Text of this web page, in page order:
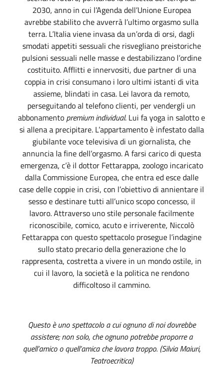
2030, anno in cui l’Agenda dell’Unione Europea
avrebbe stabilito che avverrà l’ultimo orgasmo sulla
terra. L’Italia viene invasa da un’orda di orsi, dagli
smodati appetiti sessuali che risvegliano preistoriche
pulsioni sessuali nelle masse e destabilizzano l’ordine
costituito. Afflitti e innervositi, due partner di una
coppia in crisi consumano i loro ultimi istanti di vita
assieme, blindati in casa. Lei lavora da remoto,
perseguitando al telefono clienti, per vendergli un
abbonamento premium individual. Lui fa yoga in salotto e
si allena a precipitare. L’appartamento è infestato dalla
giubilante voce televisiva di un giornalista, che
annuncia la fine dell’orgasmo. A farsi carico di questa
emergenza, c’è il dottor Fettarappa, zoologo incaricato
dalla Commissione Europea, che entra ed esce dalle
case delle coppie in crisi, con l’obiettivo di annientare il
sesso e destinare tutti all’unico scopo concesso, il
lavoro. Attraverso uno stile personale facilmente
riconoscibile, comico, acuto e irriverente, Niccolò
Fettarappa con questo spettacolo prosegue l’indagine
sullo stato precario della generazione che lo
rappresenta, costretta a vivere in un mondo ostile, in
cui il lavoro, la società e la politica ne rendono
difficoltoso il cammino.
Questo è uno spettacolo a cui ognuno di noi dovrebbe
assistere; non solo, che ognuno potrebbe proporre a
quell’amico o quell’amica che lavora troppo. (Silvia Maiuri,
Teatroecritica)